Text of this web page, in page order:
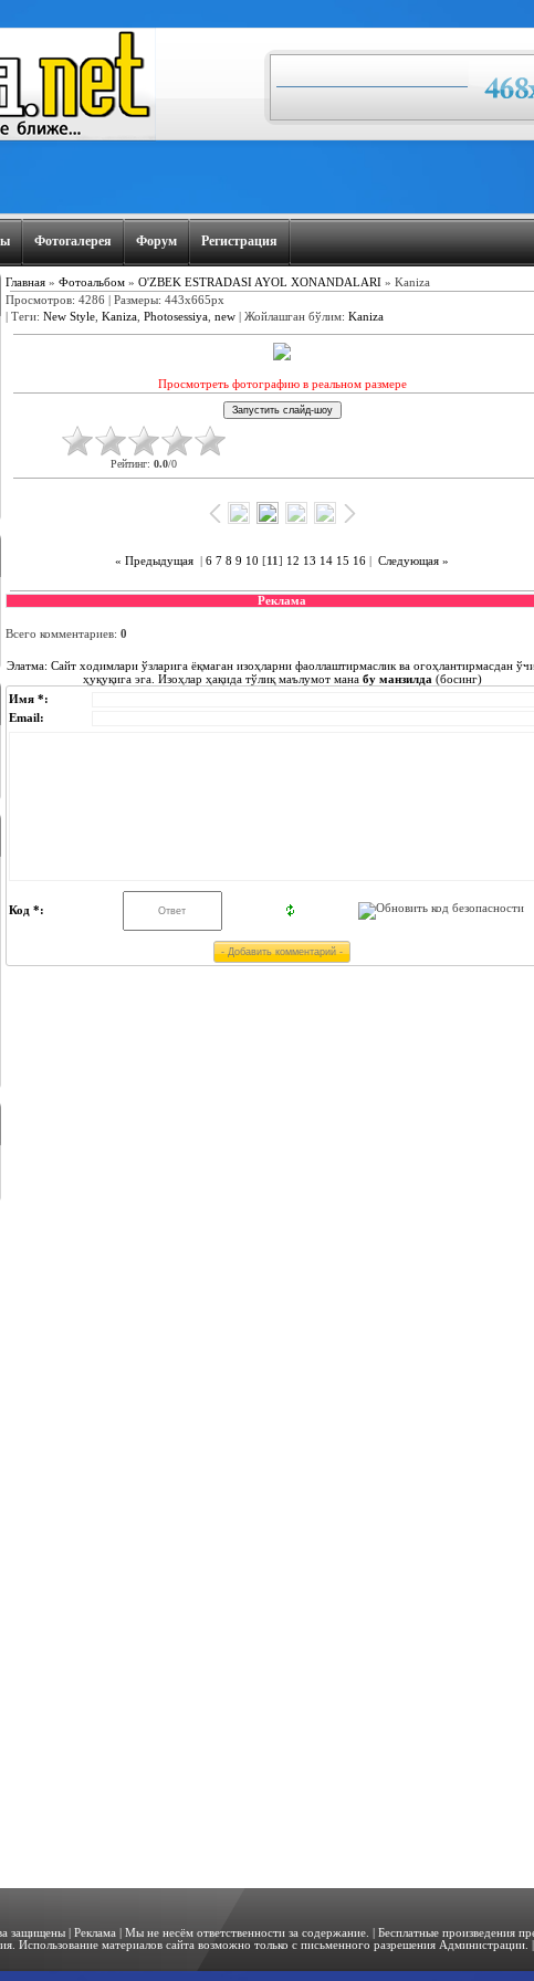
Фотогалерея Форум Регистрация
Главная» Фотоальбом» O'ZBEK ESTRADASI AYOL XONANDALARI» Kaniza
Просмотров: 4286 | Размеры: 443x665px
Теги: New Style, Kaniza, Photosessiya, new| Жойлашган бўлим: Kaniza
Просмотреть фотографию в реальном размере
Рейтинг: 0.0/0
« Предыдущая 6 7 8 9 10 [11 ] 12 13 14 15 16 Следующая »
Реклама
Всего комментариев: 0
Элатма: Сайт ходимлари ўзларига ёқмаган изоҳларни фаоллаштирмаслик ва огоҳлантирмасдан
ҳуқуқига эга. Изоҳлар ҳақида тўлиқ маълумот манабу манзилда (босинг)
Имя *:
Email:
Код *:
защищены |Реклама
| Мы не несём ответственности за содержание. | Бесплатные произведения
Использование материалов сайта возможно только с письменного разрешения Администрации. |